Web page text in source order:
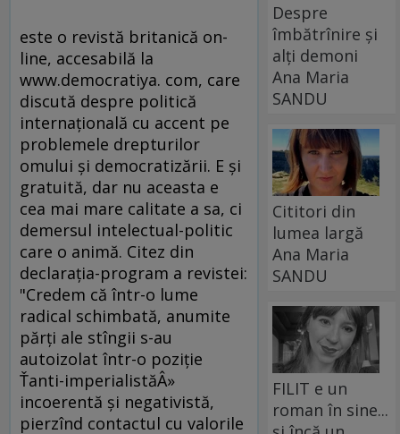
este o revistă britanică on-
line, accesabilă la
www.democratiya. com, care
discută despre politică
internaţională cu accent pe
problemele drepturilor
omului şi democratizării. E şi
gratuită, dar nu aceasta e
cea mai mare calitate a sa, ci
demersul intelectual-politic
care o animă. Citez din
declaraţia-program a revistei:
"Credem că într-o lume
radical schimbată, anumite
părţi ale stîngii s-au
autoizolat într-o poziţie
Ťanti-imperialistăÂ»
incoerentă şi negativistă,
pierzînd contactul cu valorile
Despre
îmbătrînire și
alți demoni
Ana Maria
SANDU
Cititori din
lumea largă
Ana Maria
SANDU
FILIT e un
roman în sine...